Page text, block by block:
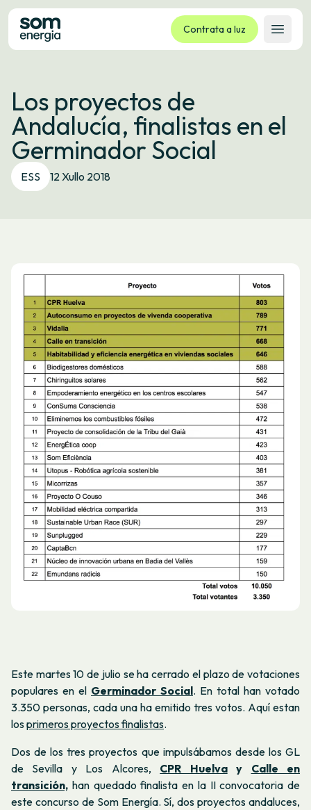
Contrata a luz
Abrir
Tarifas
Servizos
Empresas
La cooperativa
Contacto
Los proyectos de
Andalucía, finalistas en el
Germinador Social
ESS 12 Xullo 2018
Este martes 10 de julio se ha cerrado el plazo de votaciones
populares en el Germinador Social. En total han votado
3.350 personas, cada una ha emitido tres votos. Aquí estan
losprimeros proyectos finalistas.
Dos de los tres proyectos que impulsábamos desde los GL
de Sevilla y Los Alcores, CPR Huelvay Calle en
transición, han quedado finalista en la II convocatoria de
este concurso de Som Energía. Sí, dos proyectos andaluces,